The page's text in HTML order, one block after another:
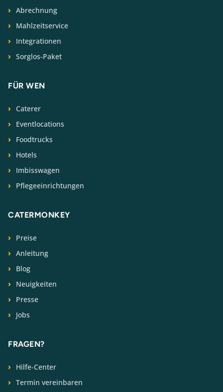
Abrechnung
Mahlzeitservice
Integrationen
Sorglos-Paket
FÜR WEN
Caterer
Eventlocations
Foodtrucks
Hotels
Imbisswagen
Pflegeeinrichtungen
CATERMONKEY
Preise
Anleitung
Blog
Neuigkeiten
Presse
Jobs
FRAGEN?
Hilfe-Center
Termin vereinbaren